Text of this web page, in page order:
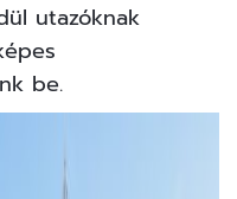
utazóknak
be.